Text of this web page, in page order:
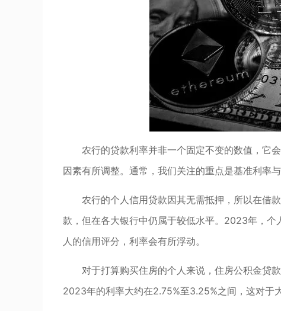
农行的贷款利率并非一个固定不变的数值，它
因素有所调整。通常，我们关注的重点是基准利率与
农行的个人信用贷款因其无需抵押，所以在借
款，但在各大银行中仍属于较低水平。2023年，
人的信用评分，利率会有所浮动。
对于打算购买住房的个人来说，住房公积金贷
2023年的利率大约在2.75%至3.25%之间，这对于